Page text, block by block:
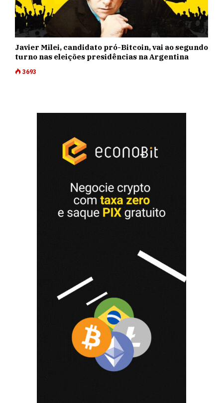
Javier Milei, candidato pró-Bitcoin, vai ao segundo
turno nas eleições presidências na Argentina
3693